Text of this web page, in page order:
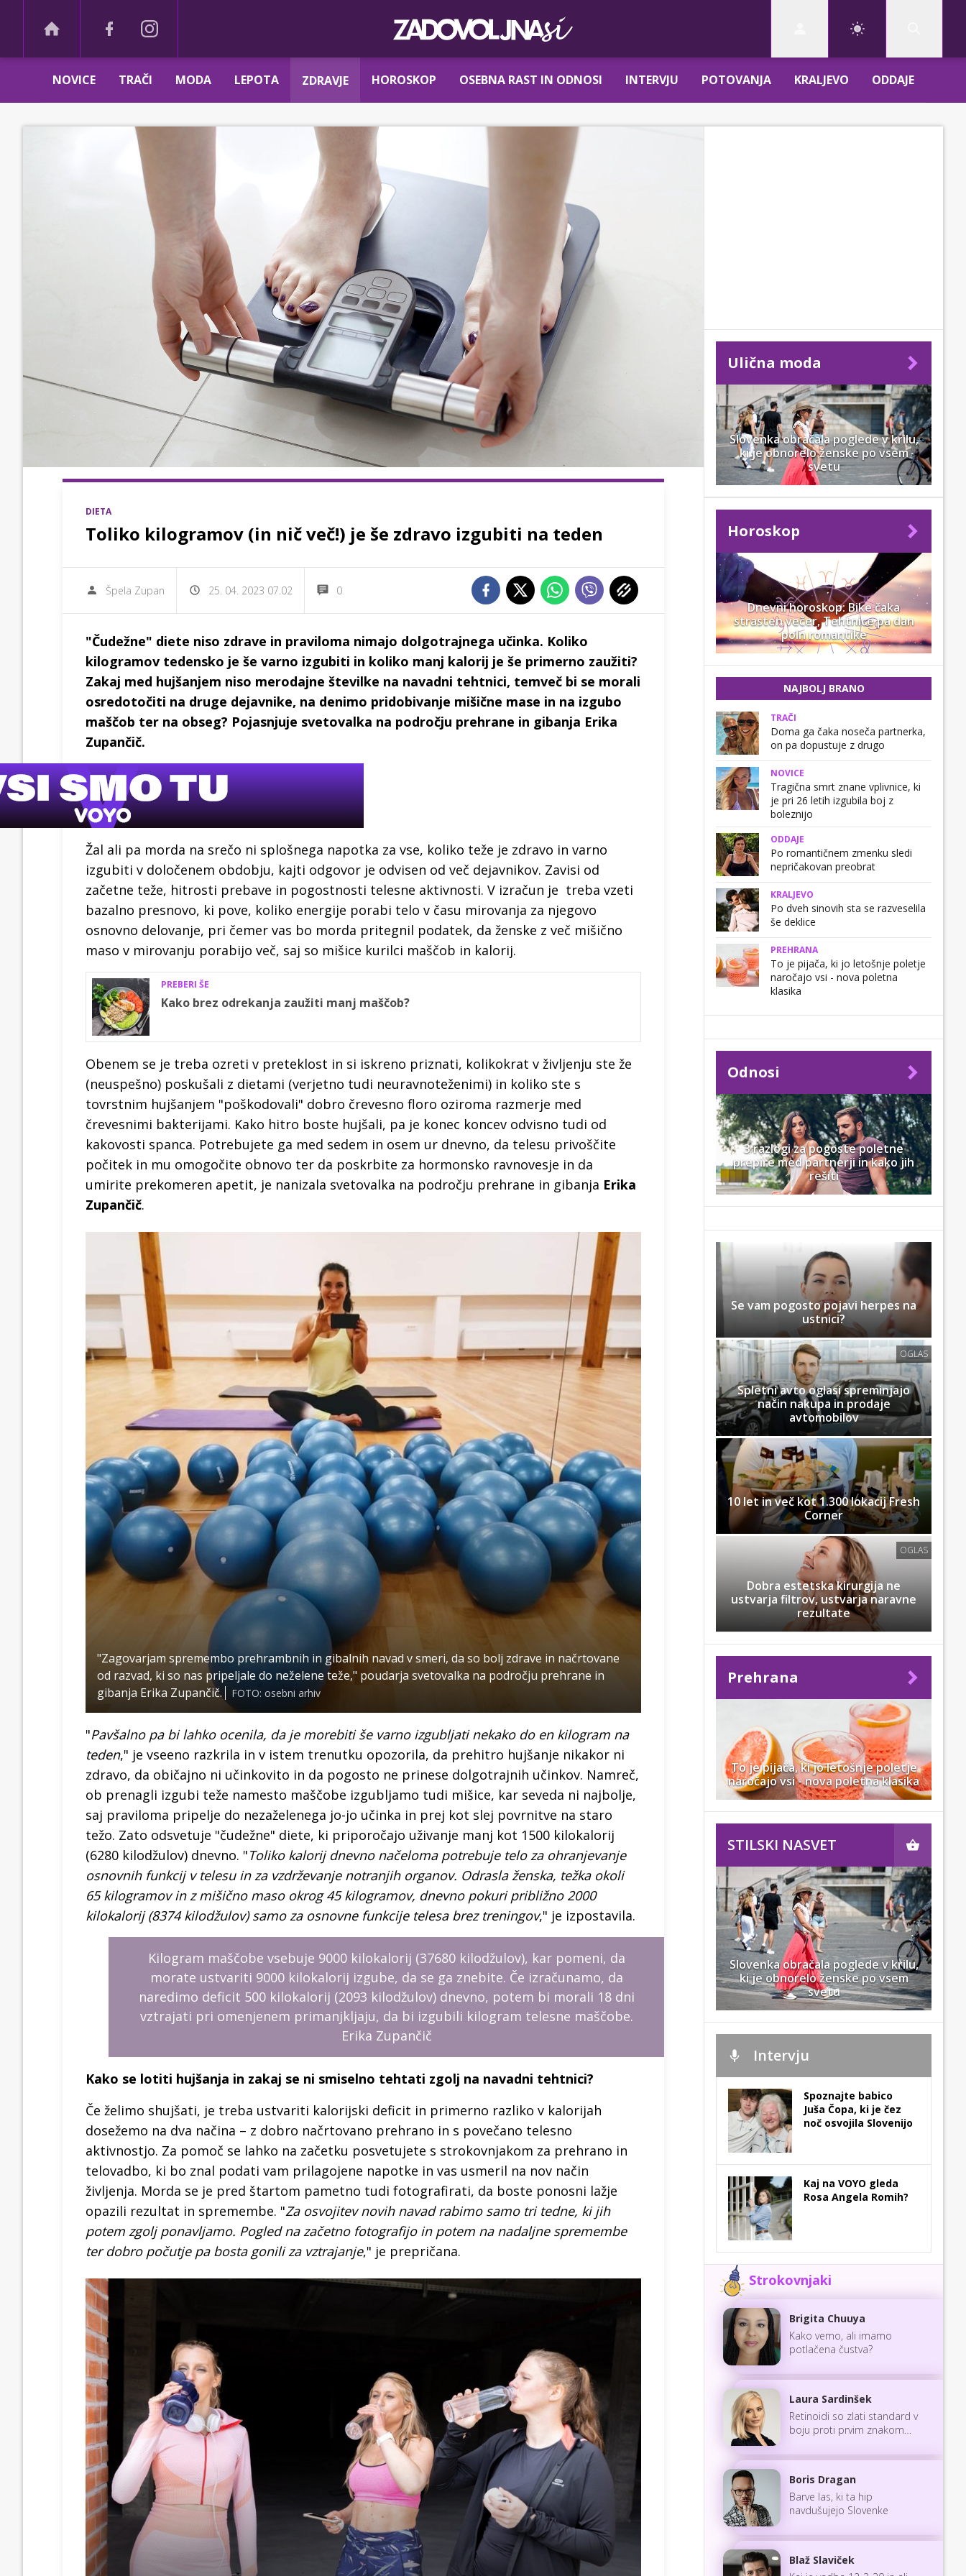
NOVICE TRAČI MODA LEPOTA ZDRAVJE HOROSKOP OSEBNA RAST IN ODNOSI INTERVJU POTOVANJA KRALJEVO ODDAJE
DIETA
Toliko kilogramov (in nič več!) je še zdravo izgubiti na teden
Špela Zupan 25. 04. 2023 07.02 0
"Čudežne" diete niso zdrave in praviloma nimajo dolgotrajnega učinka. Koliko
kilogramov tedensko je še varno izgubiti in koliko manj kalorij je še primerno zaužiti?
Zakaj med hujšanjem niso merodajne številke na navadni tehtnici, temveč bi se morali
osredotočiti na druge dejavnike, na denimo pridobivanje mišične mase in na izgubo
maščob ter na obseg? Pojasnjuje svetovalka na področju prehrane in gibanja Erika
Zupančič.
Žal ali pa morda na srečo ni splošnega napotka za vse, koliko teže je zdravo in varno
izgubiti v določenem obdobju, kajti odgovor je odvisen od več dejavnikov. Zavisi od
začetne teže, hitrosti prebave in pogostnosti telesne aktivnosti. V izračun je treba vzeti
bazalno presnovo, ki pove, koliko energije porabi telo v času mirovanja za njegovo
osnovno delovanje, pri čemer vas bo morda pritegnil podatek, da ženske z več mišično
maso v mirovanju porabijo več, saj so mišice kurilci maščob in kalorij.
PREBERI ŠE
Kako brez odrekanja zaužiti manj maščob?
Obenem se je treba ozreti v preteklost in si iskreno priznati, kolikokrat v življenju ste že
(neuspešno) poskušali z dietami (verjetno tudi neuravnoteženimi) in koliko ste s
tovrstnim hujšanjem "poškodovali" dobro črevesno floro oziroma razmerje med
črevesnimi bakterijami. Kako hitro boste hujšali, pa je konec koncev odvisno tudi od
kakovosti spanca. Potrebujete ga med sedem in osem ur dnevno, da telesu privoščite
počitek in mu omogočite obnovo ter da poskrbite za hormonsko ravnovesje in da
umirite prekomeren apetit, je nanizala svetovalka na področju prehrane in gibanja Erika
Zupančič.
"Zagovarjam spremembo prehrambnih in gibalnih navad v smeri, da so bolj zdrave in načrtovane
od razvad, ki so nas pripeljale do neželene teže," poudarja svetovalka na področju prehrane in
gibanja Erika Zupančič.
FOTO: osebni arhiv
"Pavšalno pa bi lahko ocenila, da je morebiti še varno izgubljati nekako do en kilogram na
teden," je vseeno razkrila in v istem trenutku opozorila, da prehitro hujšanje nikakor ni
zdravo, da običajno ni učinkovito in da pogosto ne prinese dolgotrajnih učinkov. Namreč,
ob prenagli izgubi teže namesto maščobe izgubljamo tudi mišice, kar seveda ni najbolje,
saj praviloma pripelje do nezaželenega jo-jo učinka in prej kot slej povrnitve na staro
težo. Zato odsvetuje "čudežne" diete, ki priporočajo uživanje manj kot 1500 kilokalorij
(6280 kilodžulov) dnevno. "Toliko kalorij dnevno načeloma potrebuje telo za ohranjevanje
osnovnih funkcij v telesu in za vzdrževanje notranjih organov. Odrasla ženska, težka okoli
65 kilogramov in z mišično maso okrog 45 kilogramov, dnevno pokuri približno 2000
kilokalorij (8374 kilodžulov) samo za osnovne funkcije telesa brez treningov," je izpostavila.
Kilogram maščobe vsebuje 9000 kilokalorij (37680 kilodžulov), kar pomeni, da
morate ustvariti 9000 kilokalorij izgube, da se ga znebite. Če izračunamo, da
naredimo deficit 500 kilokalorij (2093 kilodžulov) dnevno, potem bi morali 18 dni
vztrajati pri omenjenem primanjkljaju, da bi izgubili kilogram telesne maščobe.
Erika Zupančič
Kako se lotiti hujšanja in zakaj se ni smiselno tehtati zgolj na navadni tehtnici?
Če želimo shujšati, je treba ustvariti kalorijski deficit in primerno razliko v kalorijah
dosežemo na dva načina – z dobro načrtovano prehrano in s povečano telesno
aktivnostjo. Za pomoč se lahko na začetku posvetujete s strokovnjakom za prehrano in
telovadbo, ki bo znal podati vam prilagojene napotke in vas usmeril na nov način
življenja. Morda se je pred štartom pametno tudi fotografirati, da boste ponosni lažje
opazili rezultat in spremembe. "Za osvojitev novih navad rabimo samo tri tedne, ki jih
potem zgolj ponavljamo. Pogled na začetno fotografijo in potem na nadaljne spremembe
ter dobro počutje pa bosta gonili za vztrajanje," je prepričana.
Ulična moda
Slovenka obračala poglede v krilu,
ki je obnorelo ženske po vsem
svetu
Horoskop
Dnevni horoskop: Bike čaka
strasten večer, Tehtnice pa dan
poln romantike
NAJBOLJ BRANO
TRAČI
Doma ga čaka noseča partnerka,
on pa dopustuje z drugo
NOVICE
Tragična smrt znane vplivnice, ki
je pri 26 letih izgubila boj z
boleznijo
ODDAJE
Po romantičnem zmenku sledi
nepričakovan preobrat
KRALJEVO
Po dveh sinovih sta se razveselila
še deklice
PREHRANA
To je pijača, ki jo letošnje poletje
naročajo vsi - nova poletna
klasika
Odnosi
3 razlogi za pogoste poletne
prepire med partnerji in kako jih
rešiti
Se vam pogosto pojavi herpes na
ustnici?
OGLAS
Spletni avto oglasi spreminjajo
način nakupa in prodaje
avtomobilov
10 let in več kot 1.300 lokacij Fresh
Corner
OGLAS
Dobra estetska kirurgija ne
ustvarja filtrov, ustvarja naravne
rezultate
Prehrana
To je pijača, ki jo letošnje poletje
naročajo vsi - nova poletna klasika
STILSKI NASVET
Slovenka obračala poglede v krilu,
ki je obnorelo ženske po vsem
svetu
Intervju
Spoznajte babico
Juša Čopa, ki je čez
noč osvojila Slovenijo
Kaj na VOYO gleda
Rosa Angela Romih?
Strokovnjaki
Brigita Chuuya
Kako vemo, ali imamo
potlačena čustva?
Laura Sardinšek
Retinoidi so zlati standard v
boju proti prvim znakom
Boris Dragan
Barve las, ki ta hip
navdušujejo Slovenke
Blaž Slaviček